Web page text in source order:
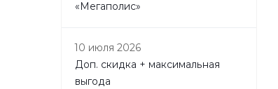
«Мегаполис»
10 июля 2026
Доп. скидка + максимальная
выгода